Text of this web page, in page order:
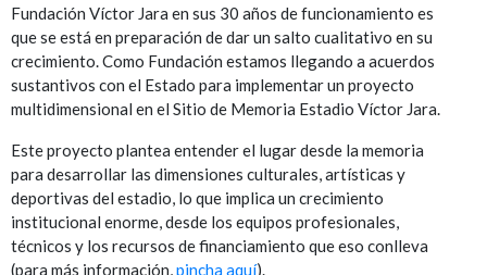
Fundación Víctor Jara en sus 30 años de funcionamiento es
que se está en preparación de dar un salto cualitativo en su
crecimiento. Como Fundación estamos llegando a acuerdos
sustantivos con el Estado para implementar un proyecto
multidimensional en el Sitio de Memoria Estadio Víctor Jara.
Este proyecto plantea entender el lugar desde la memoria
para desarrollar las dimensiones culturales, artísticas y
deportivas del estadio, lo que implica un crecimiento
institucional enorme, desde los equipos profesionales,
técnicos y los recursos de financiamiento que eso conlleva
(para más información,pincha aquí).